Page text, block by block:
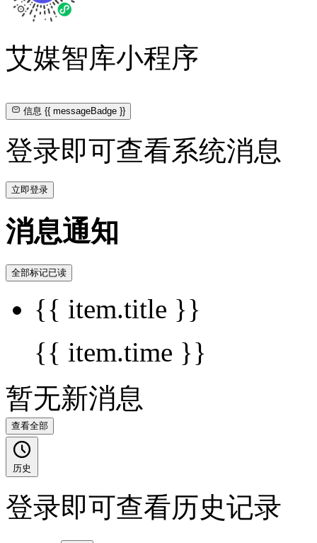
艾媒智库小程序
信息{{ messageBadge }}
登录即可查看系统消息
立即登录
消息通知
全部标记已读
{{ item.title }}
{{ item.time }}
暂无新消息
查看全部
历史
登录即可查看历史记录